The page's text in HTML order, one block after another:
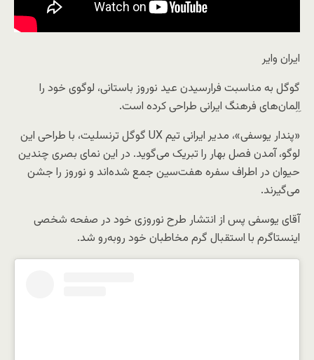
ایران وایر
گوگل به مناسبت فرارسیدن عید نوروز باستانی، لوگوی خود را
اِلِمان‌های فرهنگ ایرانی طراحی کرده است.
«پندار یوسفی»، مدیر ایرانی تیم UX گوگل ترنسلیت، با طراحی این
لوگو، آمدن فصل بهار را تبریک می‌گوید. در این نمای بصری چندین
حیوان در اطراف سفره هفت‌سین جمع شده‌اند و نوروز را جشن
می‌گیرند‌.
آقای یوسفی پس از انتشار طرح نوروزی خود در صفحه شخصی
اینستاگرم با استقبال گرم مخاطبان خود روبه‌رو شد.